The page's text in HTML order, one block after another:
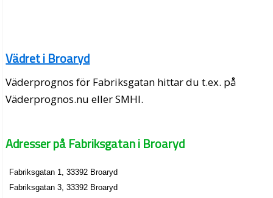
Vädret i Broaryd
Väderprognos för Fabriksgatan hittar du t.ex. på
Väderprognos.nu eller SMHI.
Adresser på Fabriksgatan i Broaryd
Fabriksgatan 1, 33392 Broaryd
Fabriksgatan 3, 33392 Broaryd